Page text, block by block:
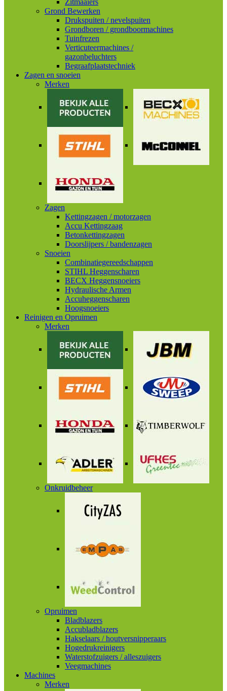
Zitmaaiers
Grond Bewerken
Drukspuiten / nevelspuiten
Grondboren / grondboormachines
Tuinfrezen
Verticuteermachines /
gazonbeluchters
Begraafplaatstechniek
Zagen en snoeien
Merken
Zagen
Kettingzagen / motorzagen
Accu Kettingzaag
Betonkettingzagen
Doorslijpers / bandenzagen
Snoeien
Combinatiegereedschappen
STIHL Heggenscharen
BECX Heggensnoeiers
Hydraulische Armen
Accuheggenscharen
Hoogsnoeiers
Reinigen en Opruimen
Merken
Onkruidbeheer
Opruimen
Bladblazers
Accubladblazers
Hakselaars / houtversnipperaars
Hogedrukreinigers
Waterstofzuigers / alleszuigers
Veegmachines
Machines
Merken